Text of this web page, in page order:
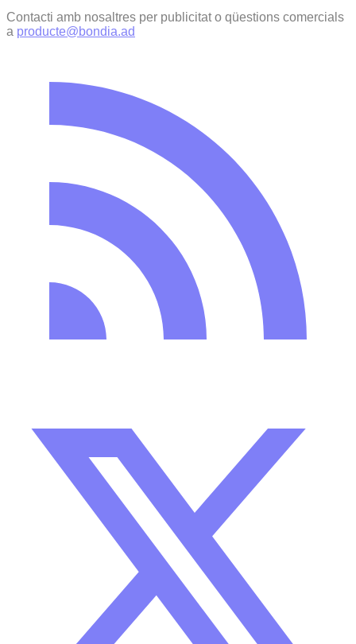
Contacti amb nosaltres per publicitat o qüestions comercials
a producte@bondia.ad